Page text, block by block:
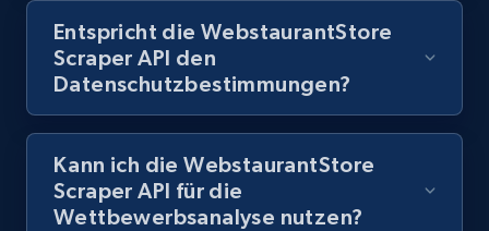
Lazada - Products
URL, Title, Rating, Reviews, Initial price, Final
price, Currency, Stock, and more.
Entspricht die WebstaurantStore
Scraper API den
Datenschutzbestimmungen?
Kann ich die WebstaurantStore
Scraper API für die
Wettbewerbsanalyse nutzen?